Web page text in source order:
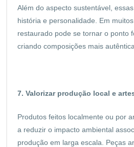
Além do aspecto sustentável,
história e personalidade. Em
restaurado pode se tornar o ponto
criando composições mais
7. Valorizar produção local e
Produtos feitos localmente ou por
a reduzir o impacto ambiental
produção em larga escala. Peças